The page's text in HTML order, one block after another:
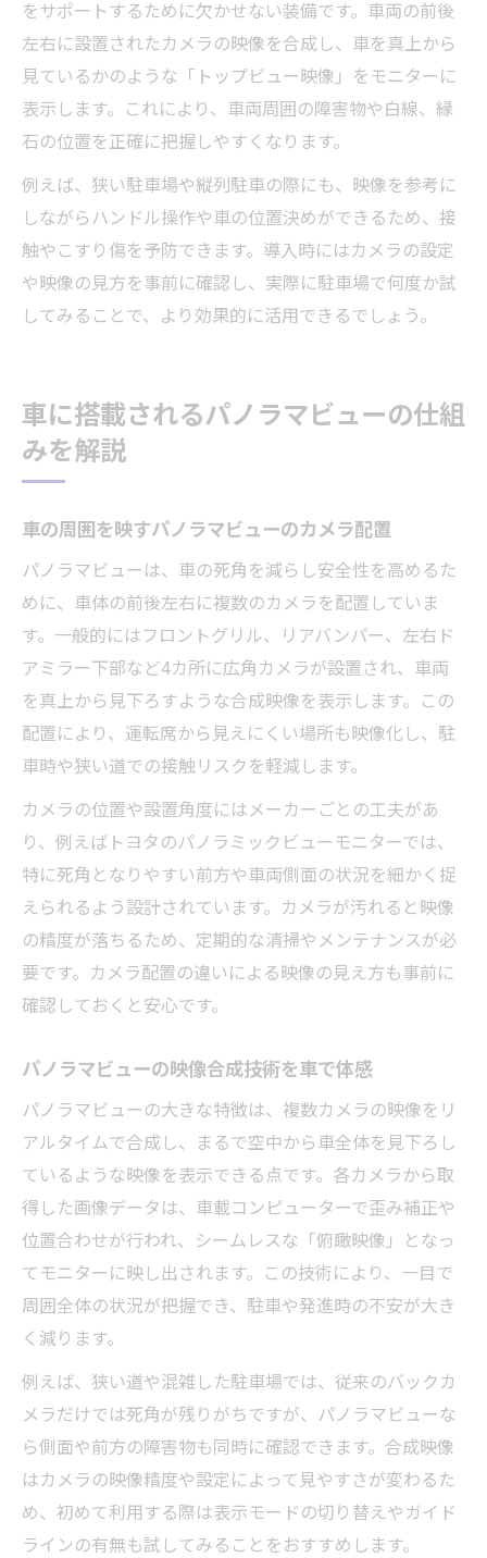
をサポートするために欠かせない装備です。車両の前後
左右に設置されたカメラの映像を合成し、車を真上から
見ているかのような「トップビュー映像」をモニターに
表示します。これにより、車両周囲の障害物や白線、縁
石の位置を正確に把握しやすくなります。
例えば、狭い駐車場や縦列駐車の際にも、映像を参考に
しながらハンドル操作や車の位置決めができるため、接
触やこすり傷を予防できます。導入時にはカメラの設定
や映像の見方を事前に確認し、実際に駐車場で何度か試
してみることで、より効果的に活用できるでしょう。
車に搭載されるパノラマビューの仕組
みを解説
車の周囲を映すパノラマビューのカメラ配置
パノラマビューは、車の死角を減らし安全性を高めるた
めに、車体の前後左右に複数のカメラを配置していま
す。一般的にはフロントグリル、リアバンパー、左右ド
アミラー下部など4カ所に広角カメラが設置され、車両
を真上から見下ろすような合成映像を表示します。この
配置により、運転席から見えにくい場所も映像化し、駐
車時や狭い道での接触リスクを軽減します。
カメラの位置や設置角度にはメーカーごとの工夫があ
り、例えばトヨタのパノラミックビューモニターでは、
特に死角となりやすい前方や車両側面の状況を細かく捉
えられるよう設計されています。カメラが汚れると映像
の精度が落ちるため、定期的な清掃やメンテナンスが必
要です。カメラ配置の違いによる映像の見え方も事前に
確認しておくと安心です。
パノラマビューの映像合成技術を車で体感
パノラマビューの大きな特徴は、複数カメラの映像をリ
アルタイムで合成し、まるで空中から車全体を見下ろし
ているような映像を表示できる点です。各カメラから取
得した画像データは、車載コンピューターで歪み補正や
位置合わせが行われ、シームレスな「俯瞰映像」となっ
てモニターに映し出されます。この技術により、一目で
周囲全体の状況が把握でき、駐車や発進時の不安が大き
く減ります。
例えば、狭い道や混雑した駐車場では、従来のバックカ
メラだけでは死角が残りがちですが、パノラマビューな
ら側面や前方の障害物も同時に確認できます。合成映像
はカメラの映像精度や設定によって見やすさが変わるた
め、初めて利用する際は表示モードの切り替えやガイド
ラインの有無も試してみることをおすすめします。